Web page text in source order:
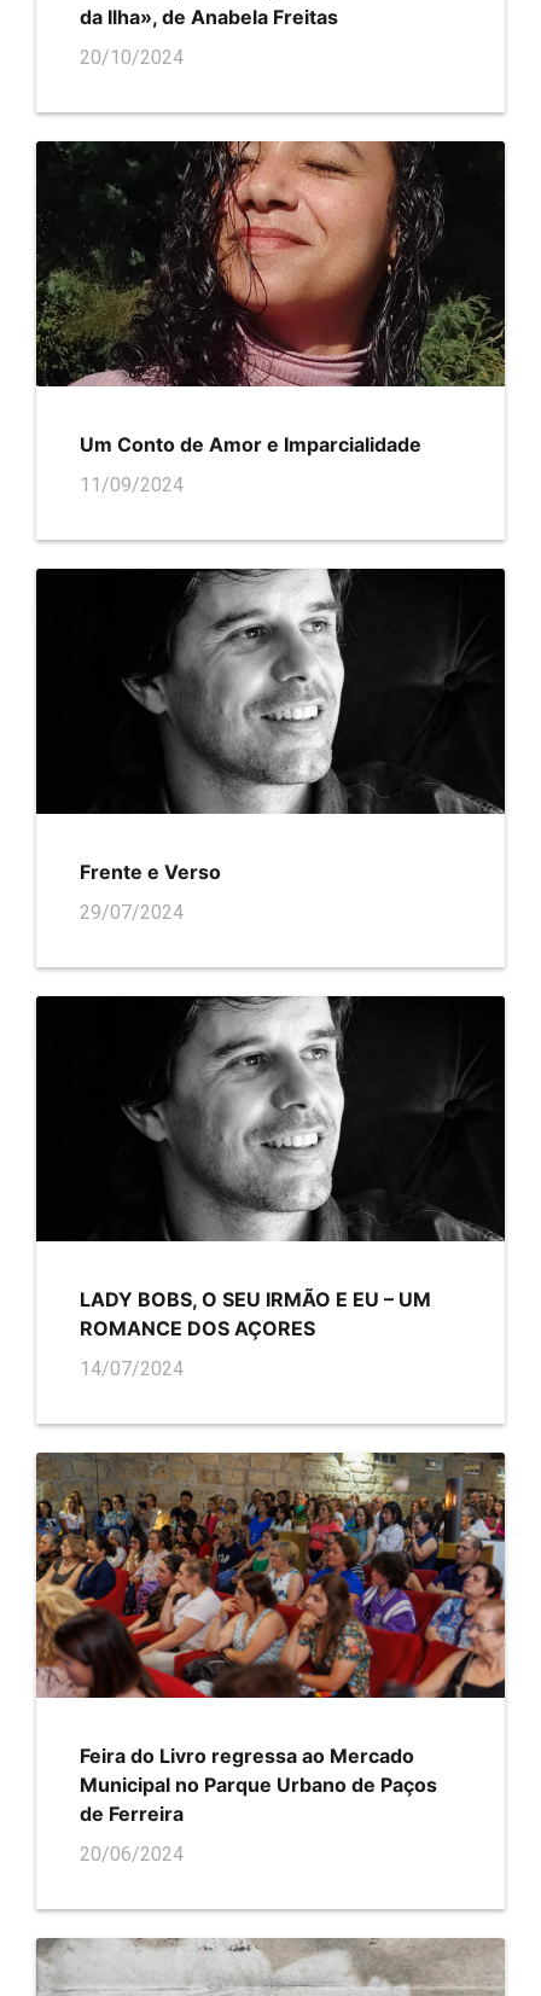
da Ilha», de Anabela Freitas
20/10/2024
Um Conto de Amor e Imparcialidade
11/09/2024
Frente e Verso
29/07/2024
LADY BOBS, O SEU IRMÃO E EU – UM
ROMANCE DOS AÇORES
14/07/2024
Feira do Livro regressa ao Mercado
Municipal no Parque Urbano de Paços
de Ferreira
20/06/2024